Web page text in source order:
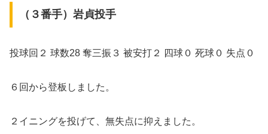
（３番手）岩貞投手
投球回２ 球数28 奪三振３ 被安打２ 四球０ 死球０ 失点０
６回から登板しました。
２イニングを投げて、無失点に抑えました。